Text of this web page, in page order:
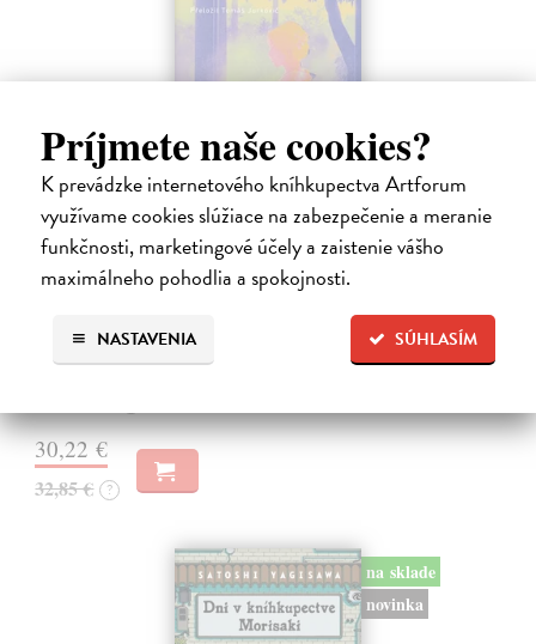
Príjmete naše cookies?
K prevádzke internetového kníhkupectva Artforum
využívame cookies slúžiace na zabezpečenie a meranie
funkčnosti, marketingové účely a zaistenie vášho
maximálneho pohodlia a spokojnosti.
SÚHLASÍM
NASTAVENIA
Město a jeho nejisté zdi
Murakami Haruki| Kniha
dlouho očekávaný román Harukiho Murakamiho volně navazuje na
autorovu starší novelu z roku 1980 a tematicky se prolíná s jeho
30,22 €
32,85 € ?
na sklade
novinka